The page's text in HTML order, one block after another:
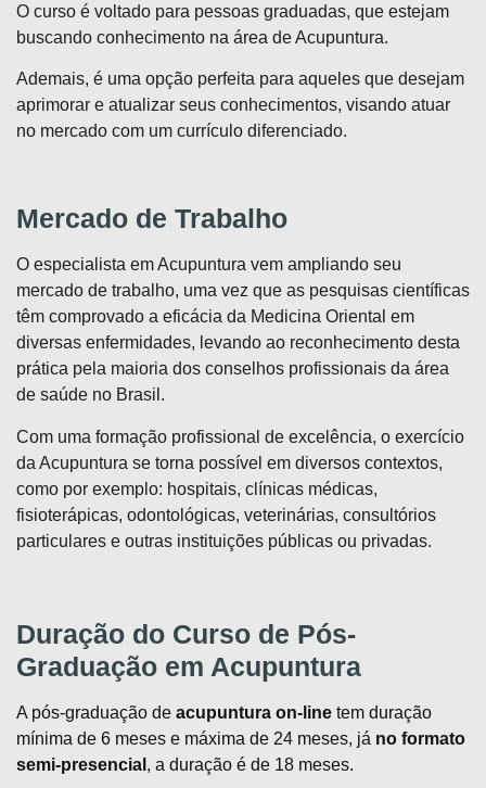
O curso é voltado para pessoas graduadas, que estejam
buscando conhecimento na área de Acupuntura.
Ademais, é uma opção perfeita para aqueles que desejam
aprimorar e atualizar seus conhecimentos, visando atuar
no mercado com um currículo diferenciado.
Mercado de Trabalho
O especialista em Acupuntura vem ampliando seu
mercado de trabalho, uma vez que as pesquisas científicas
têm comprovado a eficácia da Medicina Oriental em
diversas enfermidades, levando ao reconhecimento desta
prática pela maioria dos conselhos profissionais da área
de saúde no Brasil.
Com uma formação profissional de excelência, o exercício
da Acupuntura se torna possível em diversos contextos,
como por exemplo: hospitais, clínicas médicas,
fisioterápicas, odontológicas, veterinárias, consultórios
particulares e outras instituições públicas ou privadas.
Duração do Curso de Pós-
Graduação em Acupuntura
A pós-graduação de acupuntura on-line tem duração
mínima de 6 meses e máxima de 24 meses, já no formato
semi-presencial , a duração é de 18 meses.